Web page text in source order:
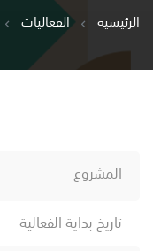
الرئيسية
الفعاليات
المشروع
تاريخ بداية الفعالية